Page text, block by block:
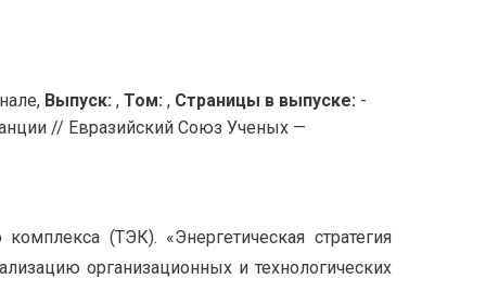
Выпуск: , Том: , Страницы в выпуске: -
// Евразийский Союз Ученых —
(ТЭК). «Энергетическая стратегия
организационных и технологических